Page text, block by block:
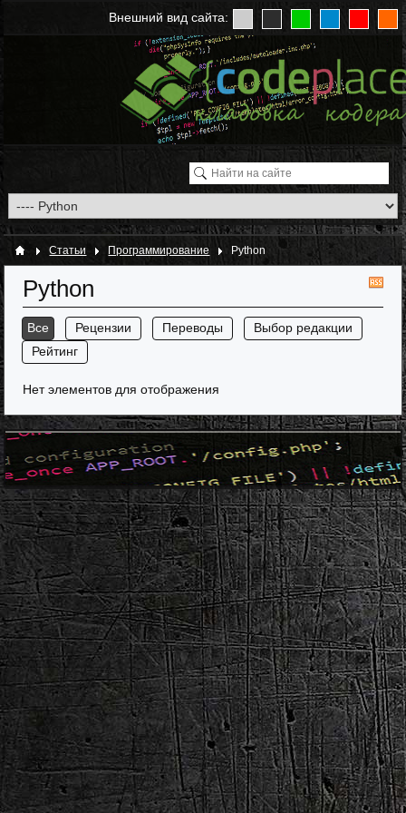
Внешний вид сайта:
Статьи Программирование Python
Python
Все Рецензии Переводы
Выбор редакции
Рейтинг
Нет элементов для отображения